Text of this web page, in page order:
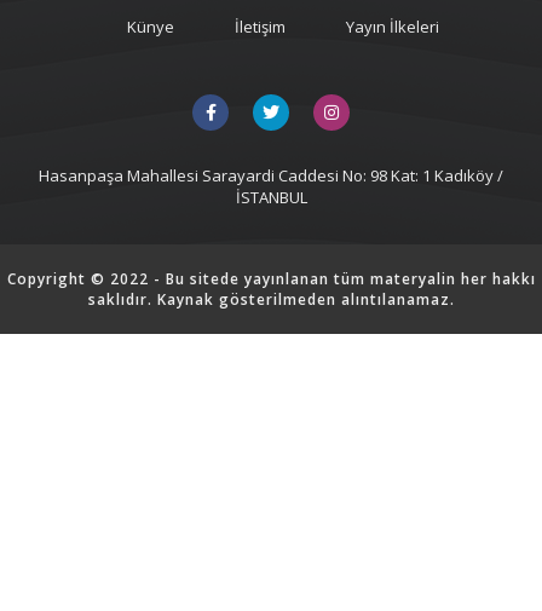
Künye İletişim Yayın İlkeleri
Hasanpaşa Mahallesi Sarayardi Caddesi No: 98 Kat: 1 Kadıköy /
İSTANBUL
Copyright © 2022 - Bu sitede yayınlanan tüm materyalin her hakkı
saklıdır. Kaynak gösterilmeden alıntılanamaz.